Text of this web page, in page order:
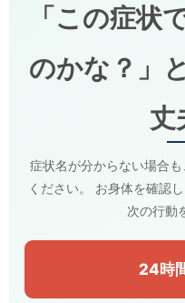
「この症状
のかな？」
丈
症状名が分からない場合
ください。 お身体を確認
次の行動
24時